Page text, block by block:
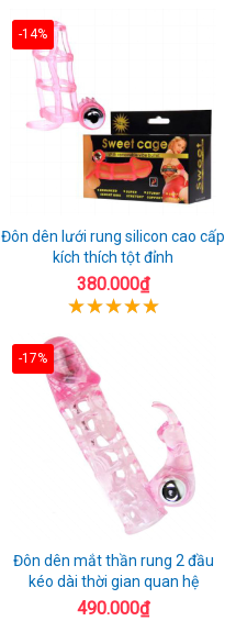
-14%
Đôn dên lưới rung silicon cao cấp
kích thích tột đỉnh
380.000₫
-17%
Đôn dên mắt thần rung 2 đầu
kéo dài thời gian quan hệ
490.000₫